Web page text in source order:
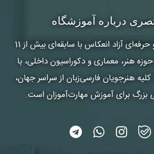
درباره آموزشگاه
آزاد انعکاس
با سابقه‌ای بیش از 11
هنر، معماری و دکوراسیون داخلی، با
هنرجویان فارسی‌زبان از سراسر جهان،
بزرگ برای آموزش مهارت‌آموزان است.
*